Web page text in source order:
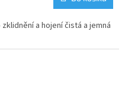
a hojení čistá a jemná